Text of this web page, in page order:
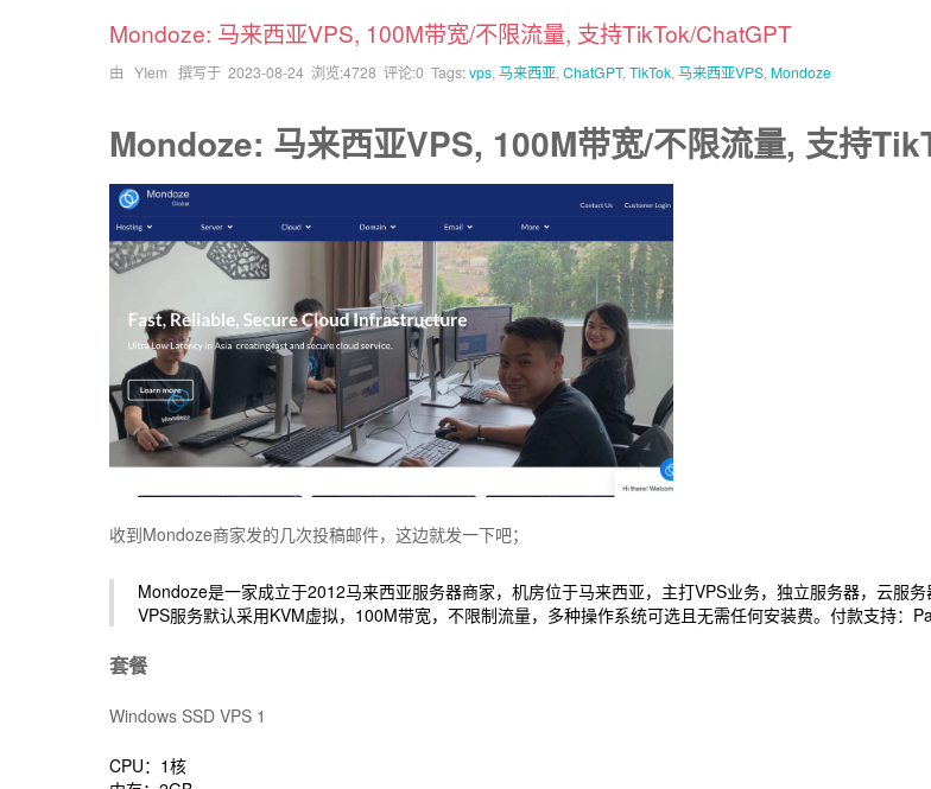
Mondoze: 马来西亚VPS, 100M带宽/不限流量, 支持TikTok/ChatGPT
由 YIem 撰写于 2023-08-24 浏览:4728 评论:0 Tags:vps, 马来西亚, ChatGPT, TikTok, 马来西亚VPS, Mondoze
Mondoze: 马来西亚VPS, 100M带宽/不限流量, 支持
收到Mondoze商家发的几次投稿邮件，这边就发一下吧；
Mondoze是一家成立于2012马来西亚服务器商家，机房位于马来西亚，主打VPS业务，独立服务器，云服
VPS服务默认采用KVM虚拟，100M带宽，不限制流量，多种操作系统可选且无需任何安装费。付款支持：
套餐
Windows SSD VPS 1
CPU：1核